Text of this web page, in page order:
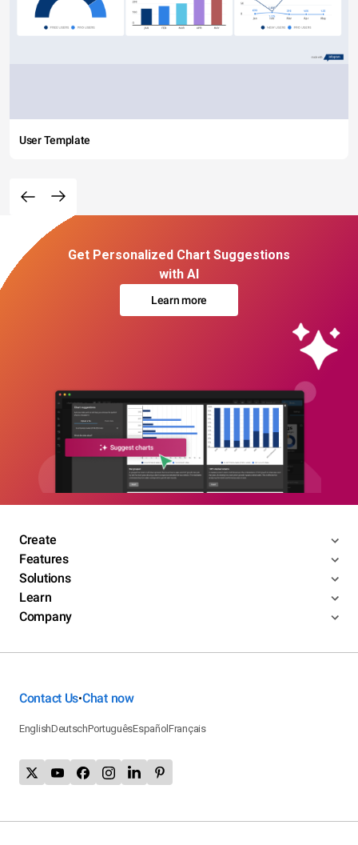
User Template
Get Personalized Chart Suggestions
with AI
Learn more
Create
Features
Solutions
Learn
Company
Contact Us•Chat now
EnglishDeutschPortuguêsEspañolFrançais